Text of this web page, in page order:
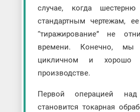
случае, когда
стандартным чертежам,
“тиражирование” не
времени. Конечно,
цикличном и хорошо
производстве.
Первой операцией над
становится токарная